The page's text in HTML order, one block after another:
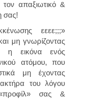
απαξιωτικό &
σας!
εεεε;;;»
μη γνωρίζοντας
η εικόνα ενός
ατόμου, που
μη έχοντας
του λόγου
σας &